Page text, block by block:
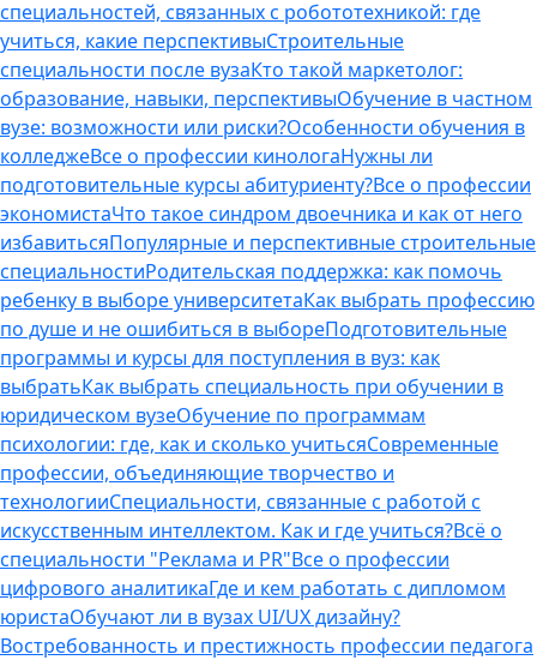
специальностей, связанных с робототехникой: где
учиться, какие перспективыСтроительные
специальности после вузаКто такой маркетолог:
образование, навыки, перспективыОбучение в частном
вузе: возможности или риски?Особенности обучения в
колледжеВсе о профессии кинологаНужны ли
подготовительные курсы абитуриенту?Все о профессии
экономистаЧто такое синдром двоечника и как от него
избавитьсяПопулярные и перспективные строительные
специальностиРодительская поддержка: как помочь
ребенку в выборе университетаКак выбрать профессию
по душе и не ошибиться в выбореПодготовительные
программы и курсы для поступления в вуз: как
выбратьКак выбрать специальность при обучении в
юридическом вузеОбучение по программам
психологии: где, как и сколько учитьсяСовременные
профессии, объединяющие творчество и
технологииСпециальности, связанные с работой с
искусственным интеллектом. Как и где учиться?Всё о
специальности "Реклама и PR"Все о профессии
цифрового аналитикаГде и кем работать с дипломом
юристаОбучают ли в вузах UI/UX дизайну?
Востребованность и престижность профессии педагога